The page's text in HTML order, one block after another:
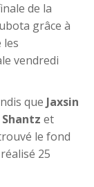
de la
grâce à
les
vendredi
que Jaxsin
et
le fond
25